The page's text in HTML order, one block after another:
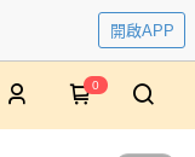
開啟APP
0